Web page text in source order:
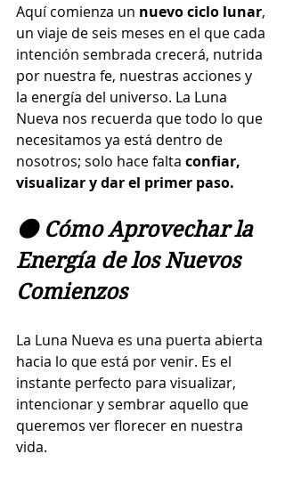
Aquí comienza un nuevo ciclo lunar,
un viaje de seis meses en el que cada
intención sembrada crecerá, nutrida
por nuestra fe, nuestras acciones y
la energía del universo. La Luna
Nueva nos recuerda que todo lo que
necesitamos ya está dentro de
nosotros; solo hace falta confiar,
visualizar y dar el primer paso.
🌑 Cómo Aprovechar la
Energía de los Nuevos
Comienzos
La Luna Nueva es una puerta abierta
hacia lo que está por venir. Es el
instante perfecto para visualizar,
intencionar y sembrar aquello que
queremos ver florecer en nuestra
vida.